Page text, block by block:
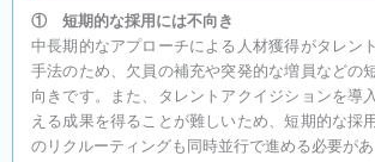
① 短期的な採用には不向き
中長期的なアプローチによる人材獲得がタレン
手法のため、欠員の補充や突発的な増員などの
向きです。また、タレントアクイジションを導
える成果を得ることが難しいため、短期的な採
のリクルーティングも同時並行で進める必要があ